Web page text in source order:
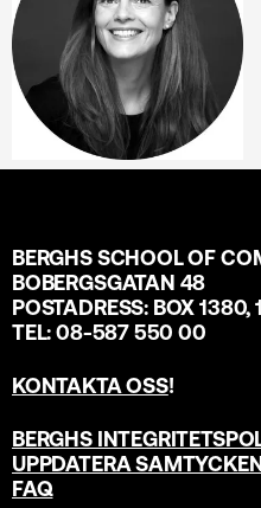
BERGHS SCHOOL OF
BOBERGSGATAN 48
POSTADRESS: BOX 1380,
TEL: 08-587 550 00
KONTAKTA OSS!
BERGHS
UPPDATERA
FAQ